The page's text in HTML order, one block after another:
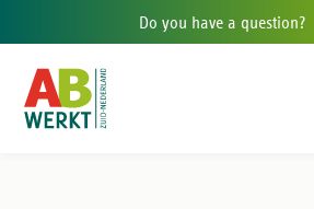
in the south of The Netherlands
Do you have a question?